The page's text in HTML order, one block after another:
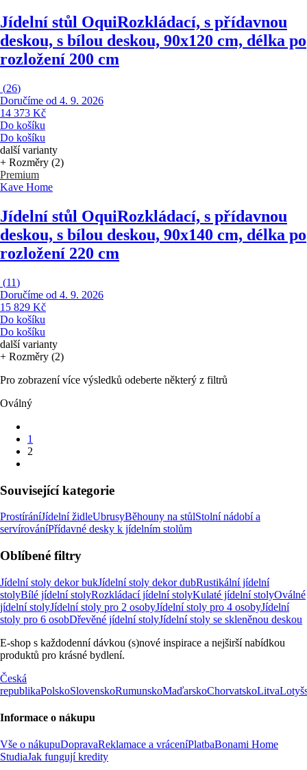
Jídelní stůl OquiRozkládací, s přídavnou
deskou, s bílou deskou, 90x120 cm, délka po
rozložení 200 cm
(26)
Doručíme od 4. 9. 2026
14 373 Kč
Do košíku
Do košíku
další varianty
+ Rozměry (2)
Premium
Kave Home
Jídelní stůl OquiRozkládací, s přídavnou
deskou, s bílou deskou, 90x140 cm, délka po
rozložení 220 cm
(11)
Doručíme od 4. 9. 2026
15 829 Kč
Do košíku
Do košíku
další varianty
+ Rozměry (2)
Pro zobrazení více výsledků odeberte některý z filtrů
Oválný
1
2
Související kategorie
ProstíráníJídelní židleUbrusyBěhouny na stůlStolní nádobí a
servírováníPřídavné desky k jídelním stolům
Oblíbené filtry
Jídelní stoly dekor bukJídelní stoly dekor dubRustikální jídelní
stolyBílé jídelní stolyRozkládací jídelní stolyKulaté jídelní stolyOválné
jídelní stolyJídelní stoly pro 2 osobyJídelní stoly pro 4 osobyJídelní
stoly pro 6 osobDřevěné jídelní stolyJídelní stoly se skleněnou deskou
E-shop s každodenní dávkou (s)nové inspirace a nejširší nabídkou
produktů pro krásné bydlení.
Česká
republikaPolskoSlovenskoRumunskoMaďarskoChorvatskoLitva
Informace o nákupu
Vše o nákupuDopravaReklamace a vráceníPlatbaBonami Home
StudiaJak fungují kredity